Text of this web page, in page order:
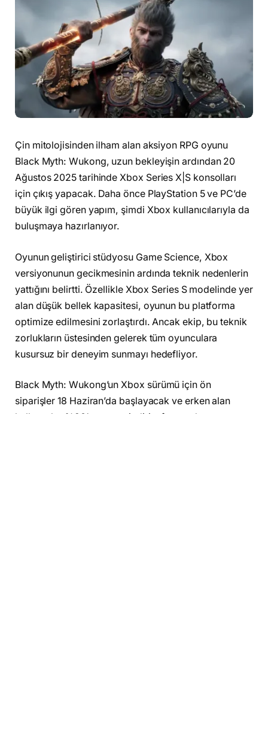
Çin mitolojisinden ilham alan aksiyon RPG oyunu
Black Myth: Wukong, uzun bekleyişin ardından 20
Ağustos 2025 tarihinde Xbox Series X|S konsolları
için çıkış yapacak. Daha önce PlayStation 5 ve PC’de
büyük ilgi gören yapım, şimdi Xbox kullanıcılarıyla da
buluşmaya hazırlanıyor.
Oyunun geliştirici stüdyosu Game Science, Xbox
versiyonunun gecikmesinin ardında teknik nedenlerin
yattığını belirtti. Özellikle Xbox Series S modelinde yer
alan düşük bellek kapasitesi, oyunun bu platforma
optimize edilmesini zorlaştırdı. Ancak ekip, bu teknik
zorlukların üstesinden gelerek tüm oyunculara
kusursuz bir deneyim sunmayı hedefliyor.
Black Myth: Wukong’un Xbox sürümü için ön
siparişler 18 Haziran’da başlayacak ve erken alan
kullanıcılar %20’ye varan indirim fırsatından